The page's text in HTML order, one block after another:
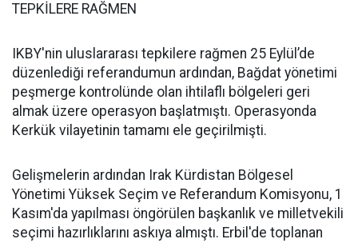
TEPKİLERE RAĞMEN
IKBY'nin uluslararası tepkilere rağmen 25 Eylül’de
düzenlediği referandumun ardından, Bağdat yönetimi
peşmerge kontrolünde olan ihtilaflı bölgeleri geri
almak üzere operasyon başlatmıştı. Operasyonda
Kerkük vilayetinin tamamı ele geçirilmişti.
Gelişmelerin ardından Irak Kürdistan Bölgesel
Yönetimi Yüksek Seçim ve Referandum Komisyonu, 1
Kasım'da yapılması öngörülen başkanlık ve milletvekili
seçimi hazırlıklarını askıya almıştı. Erbil'de toplanan